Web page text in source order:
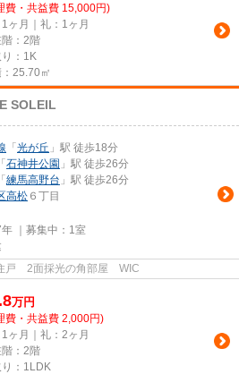
費・共益費 15,000円)
ヶ月｜礼：1ヶ月
階：2階
り：1K
25.70㎡
SOLEIL
「 光が丘 」駅 徒歩18分
「 石神井公園 」駅 徒歩26分
「 練馬高野台 」駅 徒歩26分
高松 ６丁目
｜募集中： 1室
戸 2面採光の角部屋 WIC
万円
費・共益費 2,000円)
ヶ月｜礼：2ヶ月
階：2階
り：1LDK